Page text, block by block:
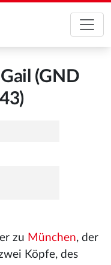
(GND
zu München, der
Köpfe, des